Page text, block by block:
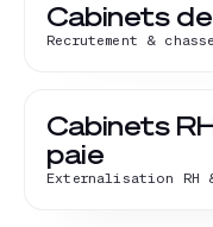
Cabinets
Recrutement &
Cabinets
paie
Externalisation RH